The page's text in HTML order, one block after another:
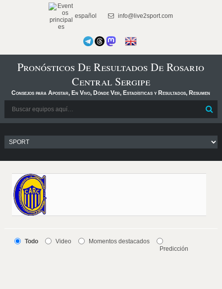
español info@live2sport.com
Pronósticos De Resultados De Rosario
Central Sergipe
Consejos para Apostar, En Vivo, Dónde Ver, Estadísticas y Resultados, Resumen
Todo Video
Momentos destacados
Predicción